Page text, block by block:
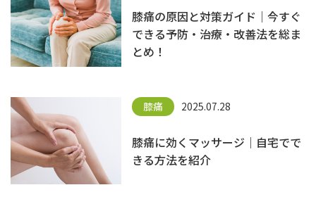
膝痛の原因と対策ガイド｜今すぐ
できる予防・治療・改善法を総ま
とめ！
膝痛 2025.07.28
膝痛に効くマッサージ｜自宅でで
きる方法を紹介